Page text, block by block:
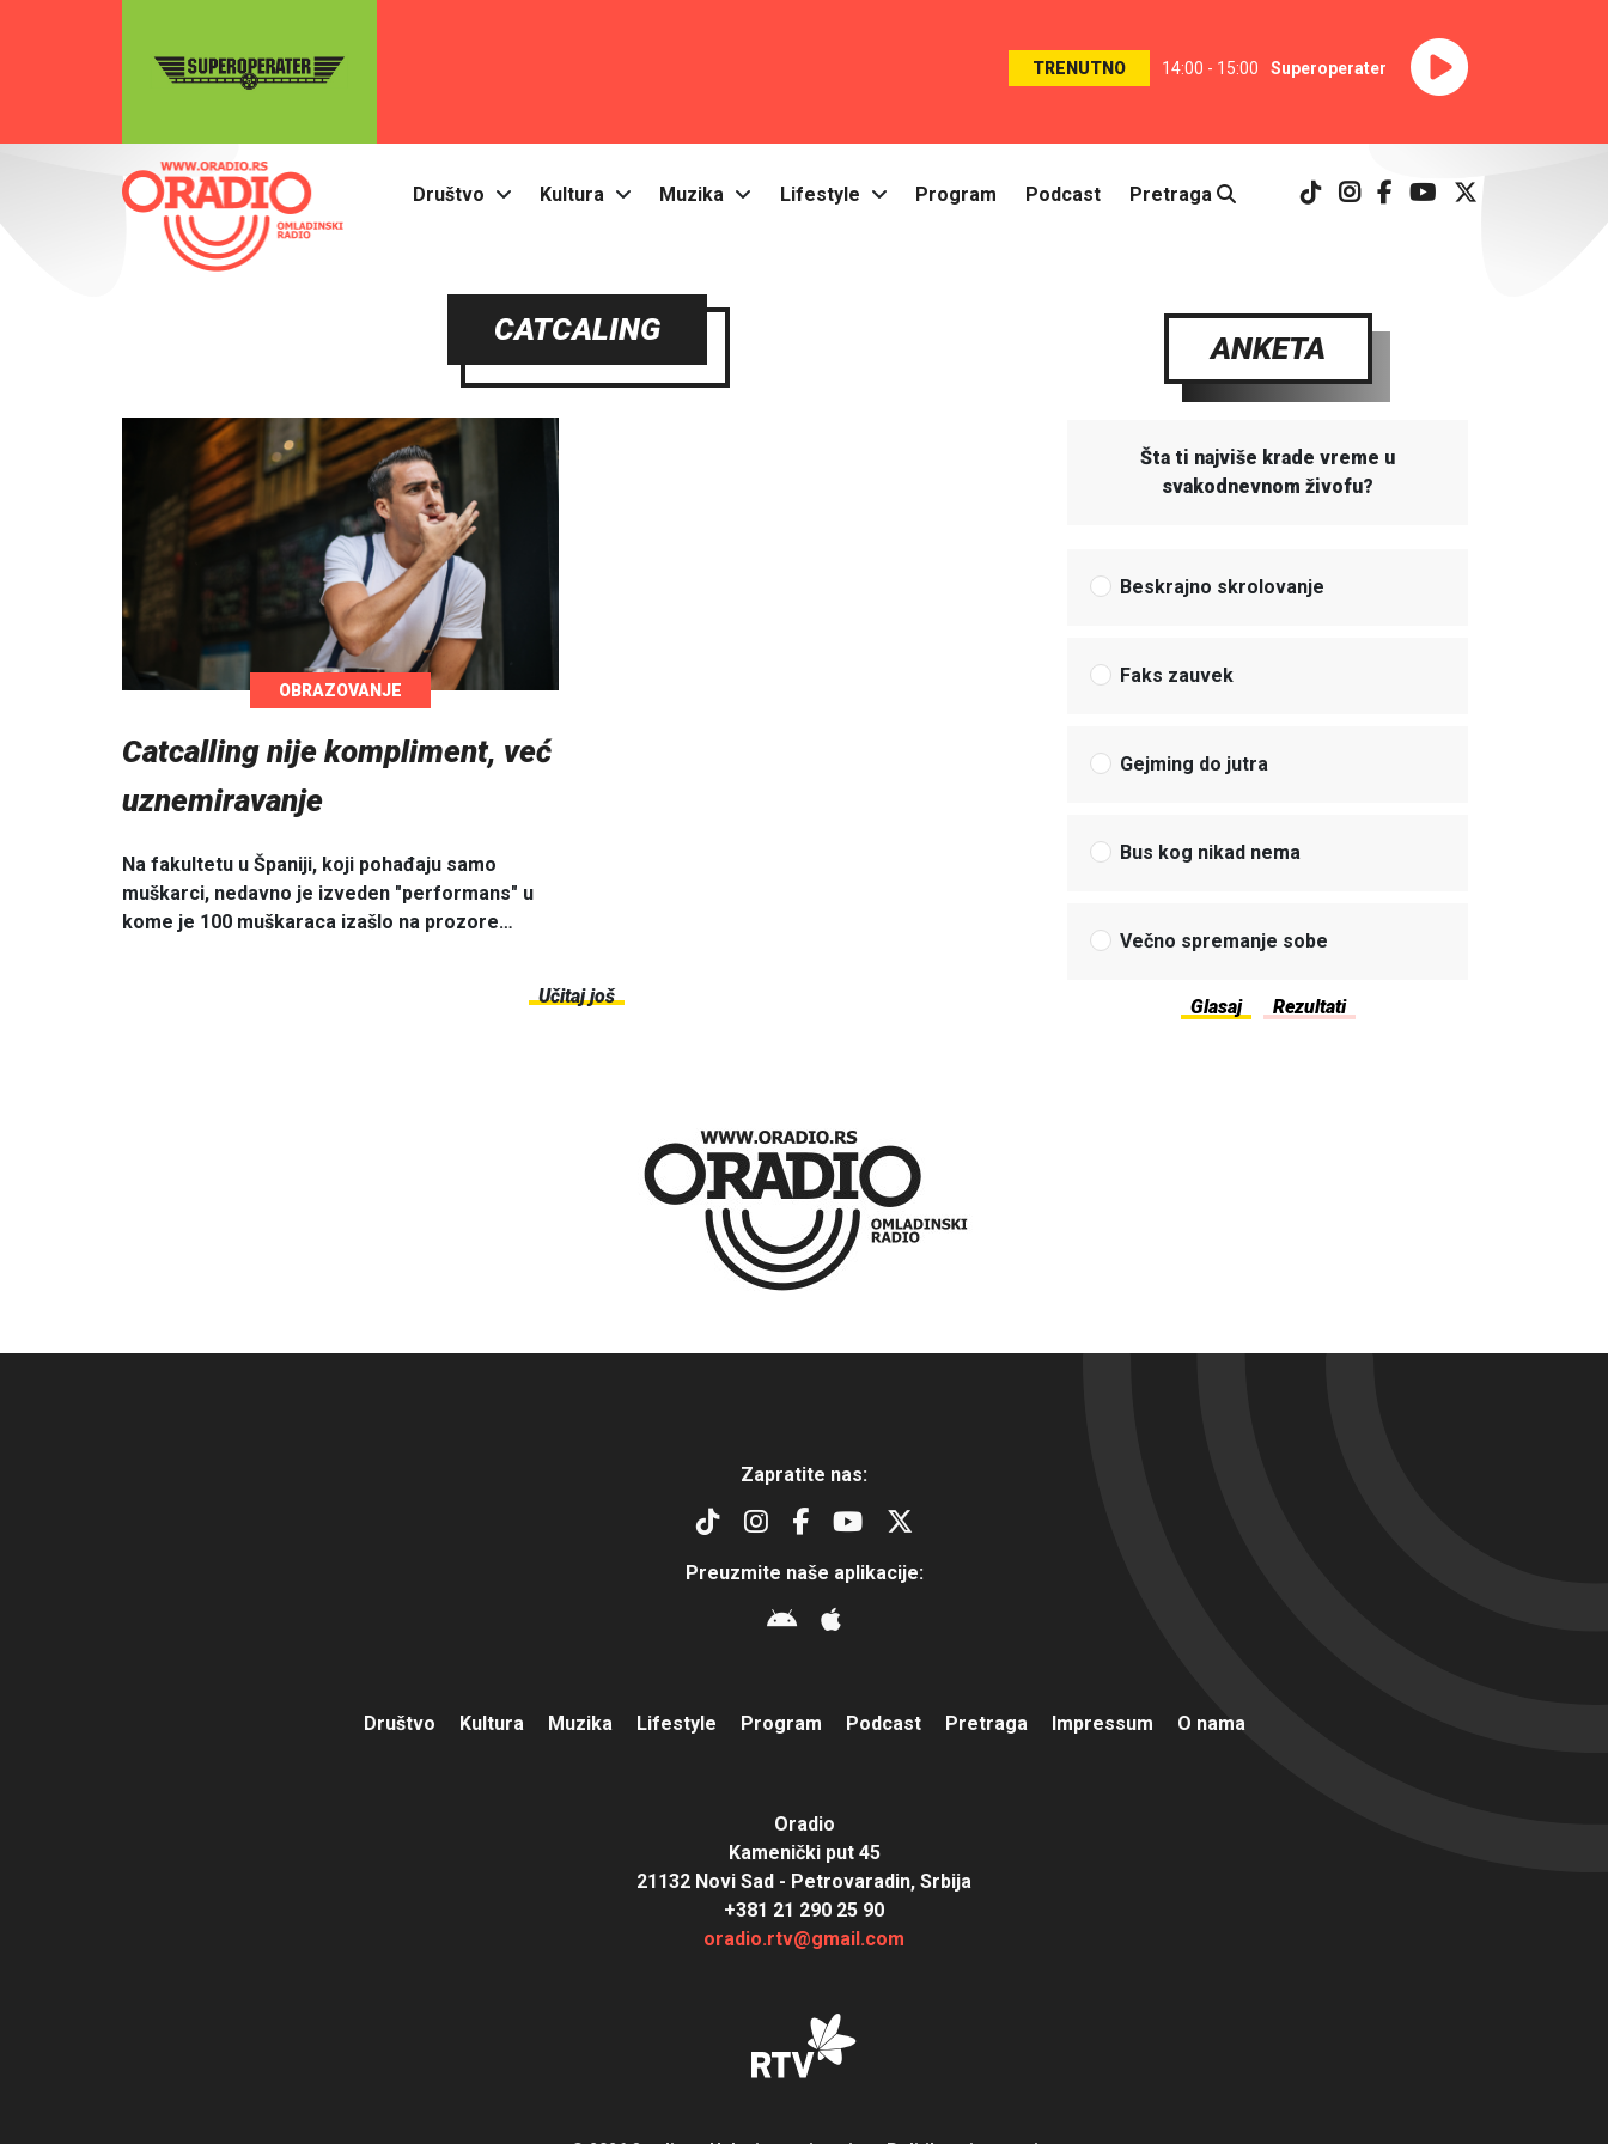
TRENUTNO 14:00 - 15:00 Superoperater
Društvo Kultura Muzika Lifestyle Program Podcast Pretraga
CATCALING
OBRAZOVANJE
Catcalling nije kompliment, već
uznemiravanje
Na fakultetu u Španiji, koji pohađaju samo
muškarci, nedavno je izveden "performans" u
kome je 100 muškaraca izašlo na prozore…
Učitaj još
ANKETA
Šta ti najviše krade vreme u
svakodnevnom živofu?
Beskrajno skrolovanje
Faks zauvek
Gejming do jutra
Bus kog nikad nema
Večno spremanje sobe
Zapratite nas:
Preuzmite naše aplikacije:
Društvo Kultura Muzika Lifestyle Program Podcast Pretraga Impressum O nama
Oradio
Kamenički put 45
21132 Novi Sad - Petrovaradin, Srbija
+381 21 290 25 90
oradio.rtv@gmail.com